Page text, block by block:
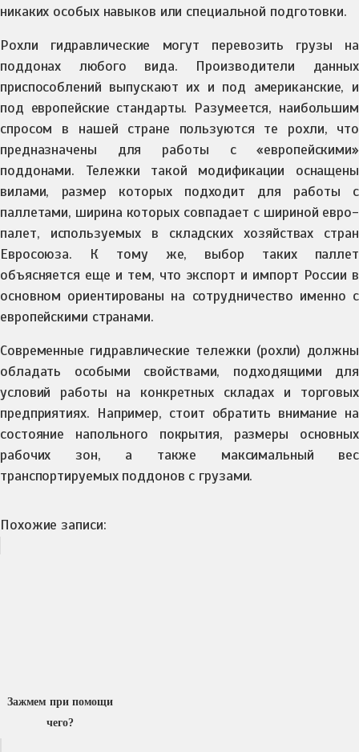
никаких особых навыков или специальной подготовки.
Рохли гидравлические могут перевозить грузы на
поддонах любого вида. Производители данных
приспособлений выпускают их и под американские, и
под европейские стандарты. Разумеется, наибольшим
спросом в нашей стране пользуются те рохли, что
предназначены для работы с «европейскими»
поддонами. Тележки такой модификации оснащены
вилами, размер которых подходит для работы с
паллетами, ширина которых совпадает с шириной евро-
палет, используемых в складских хозяйствах стран
Евросоюза. К тому же, выбор таких паллет
объясняется еще и тем, что экспорт и импорт России в
основном ориентированы на сотрудничество именно с
европейскими странами.
Современные гидравлические тележки (рохли) должны
обладать особыми свойствами, подходящими для
условий работы на конкретных складах и торговых
предприятиях. Например, стоит обратить внимание на
состояние напольного покрытия, размеры основных
рабочих зон, а также максимальный вес
транспортируемых поддонов с грузами.
Похожие записи:
Зажмем при помощи
чего?